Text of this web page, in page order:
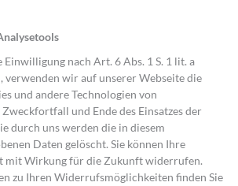
Einwilligung nach Art. 6 Abs. 1 S. 1 lit. a
verwenden wir auf unserer Webseite die
und andere Technologien von
und Ende des Einsatzes der
durch uns werden die in diesem
Daten gelöscht. Sie können Ihre
mit Wirkung für die Zukunft widerrufen.
zu Ihren Widerrufsmöglichkeiten finden Sie